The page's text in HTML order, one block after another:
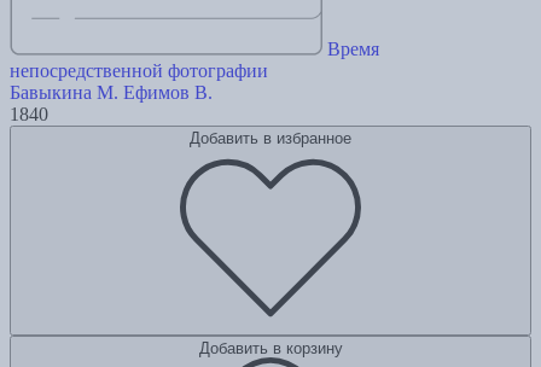
Время
непосредственной фотографии
Бавыкина М. Ефимов В.
1840
Добавить в избранное
Добавить в корзину